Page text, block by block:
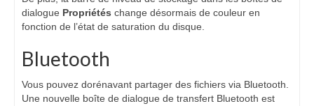
dialogue Propriétés change désormais de couleur en
fonction de l’état de saturation du disque.
Bluetooth
Vous pouvez dorénavant partager des fichiers via Bluetooth.
Une nouvelle boîte de dialogue de transfert Bluetooth est